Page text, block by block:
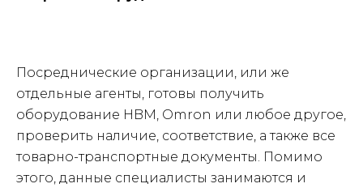
Посреднические организации, или же
отдельные агенты, готовы получить
оборудование HBM, Omron или любое другое,
проверить наличие, соответствие, а также все
товарно-транспортные документы. Помимо
этого, данные специалисты занимаются и